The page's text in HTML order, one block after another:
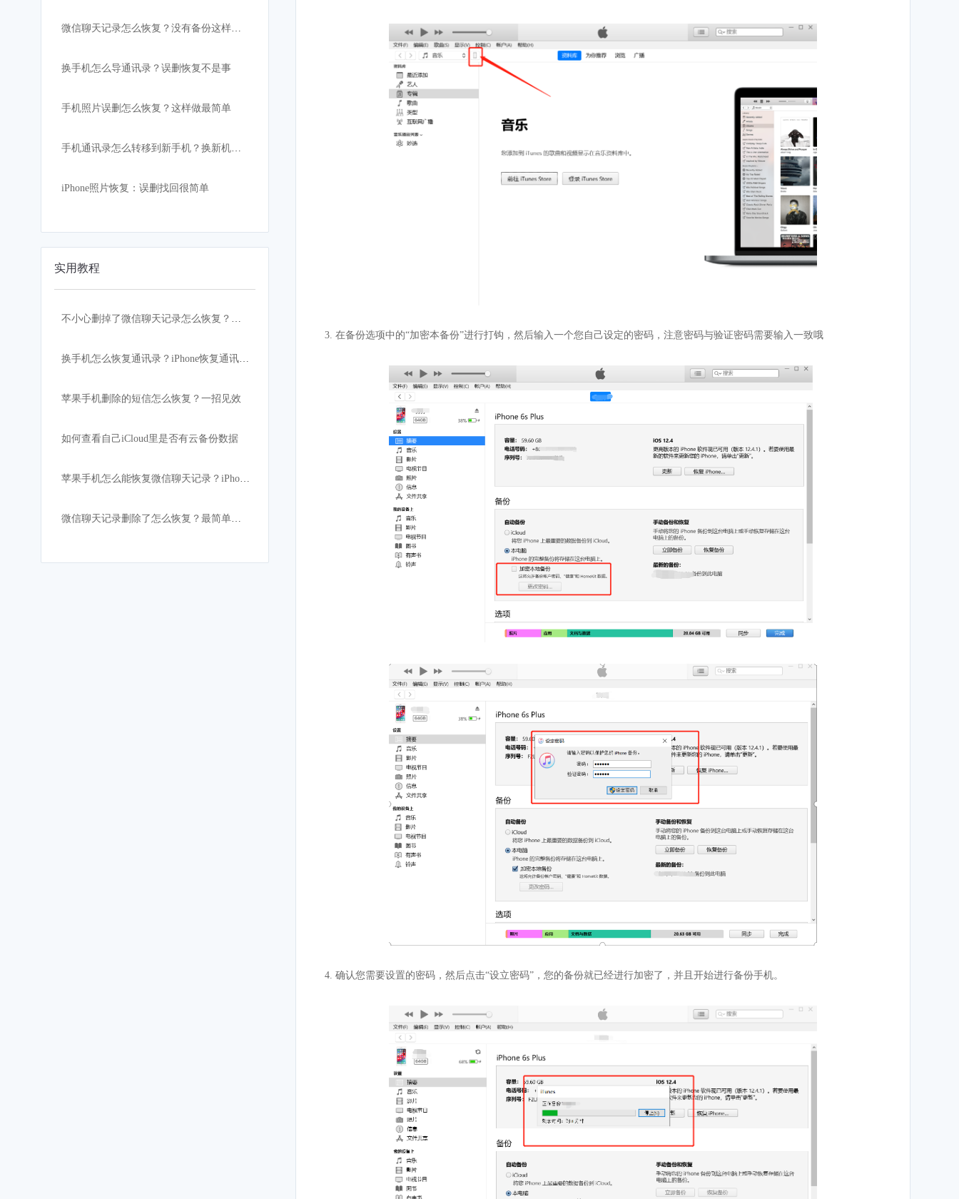
微信聊天记录怎么恢复？没有备份这样做！
换手机怎么导通讯录？误删恢复不是事
手机照片误删怎么恢复？这样做最简单
手机通讯录怎么转移到新手机？换新机必看教程
iPhone照片恢复：误删找回很简单
实用教程
不小心删掉了微信聊天记录怎么恢复？这个办法真的不要太好用哦
换手机怎么恢复通讯录？iPhone恢复通讯录方法
苹果手机删除的短信怎么恢复？一招见效
如何查看自己iCloud里是否有云备份数据
苹果手机怎么能恢复微信聊天记录？iPhone如何恢复删除的微信记录
微信聊天记录删除了怎么恢复？最简单的方法在此
3. 在备份选项中的“加密本备份”进行打钩，然后输入一个您自己设定的密码，注意密码与验证密码需要输入一致哦
4. 确认您需要设置的密码，然后点击“设立密码”，您的备份就已经进行加密了，并且开始进行备份手机。